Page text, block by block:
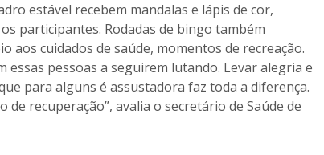
estável recebem mandalas e lápis de cor,
participantes. Rodadas de bingo também
aos cuidados de saúde, momentos de recreação.
pessoas a seguirem lutando. Levar alegria e
para alguns é assustadora faz toda a diferença.
recuperação”, avalia o secretário de Saúde de